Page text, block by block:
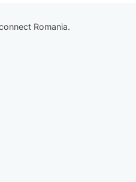
Romania.